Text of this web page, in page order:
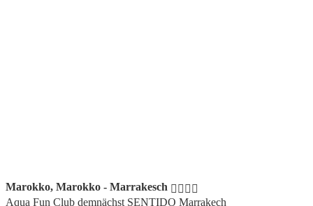
Marokko, Marokko - Marrakesch
Aqua Fun Club demnächst SENTIDO Marrakech